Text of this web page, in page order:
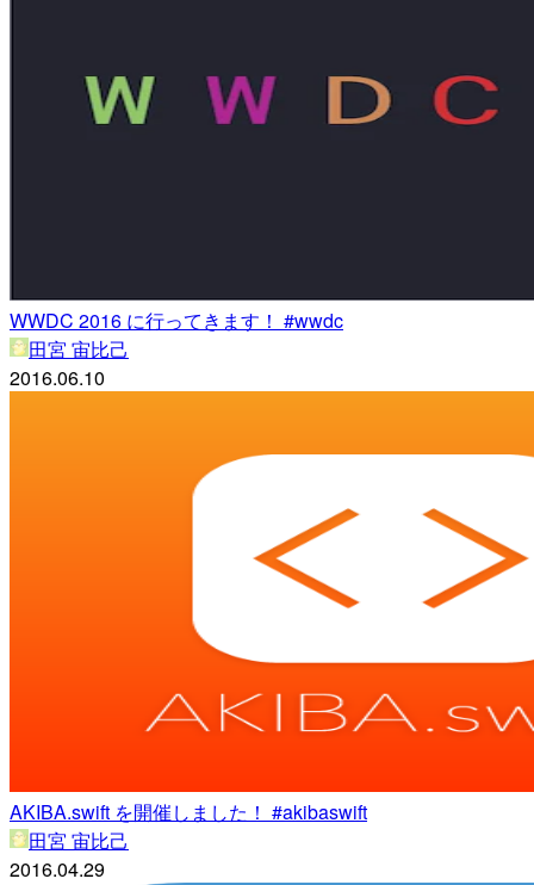
WWDC 2016 に行ってきます！ #wwdc
田宮 宙比己
2016.06.10
AKIBA.swift を開催しました！ #akibaswift
田宮 宙比己
2016.04.29